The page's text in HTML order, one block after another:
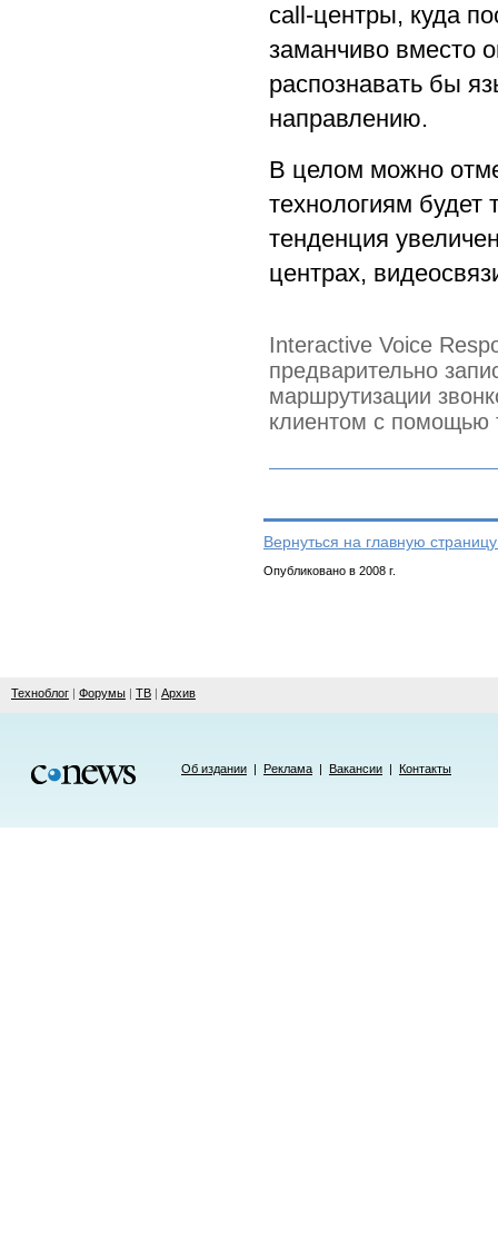
call-центры, куда
заманчиво вместо
распознавать бы
направлению.
В целом можно
технологиям будет
тенденция
центрах,
Interactive Voice
предварительно
маршрутизации
клиентом с помощью
Вернуться на главную
Опубликовано в 2008 г.
Техноблог Форумы ТВ Архив
Об издании Реклама Вакансии Контакты